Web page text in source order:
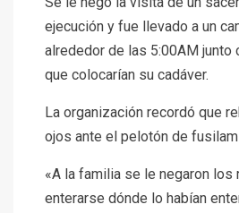
ejecución y fue llevado a un
alrededor de las 5:00AM junto
que colocarían su cadáver.
La organización recordó que
ojos ante el pelotón de
«A la familia se le negaron los
enterarse dónde lo habían